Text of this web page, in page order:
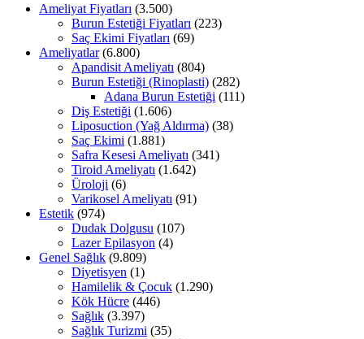
Ameliyat Fiyatları (3.500)
Burun Estetiği Fiyatları (223)
Saç Ekimi Fiyatları (69)
Ameliyatlar(6.800)
Apandisit Ameliyatı (804)
Burun Estetiği (Rinoplasti) (282)
Adana Burun Estetiği (111)
Diş Estetiği (1.606)
Liposuction (Yağ Aldırma) (38)
Saç Ekimi (1.881)
Safra Kesesi Ameliyatı (341)
Tiroid Ameliyatı (1.642)
Üroloji (6)
Varikosel Ameliyatı (91)
Estetik (974)
Dudak Dolgusu (107)
Lazer Epilasyon (4)
Genel Sağlık (9.809)
Diyetisyen (1)
Hamilelik & Çocuk (1.290)
Kök Hücre (446)
Sağlık (3.397)
Sağlık Turizmi (35)